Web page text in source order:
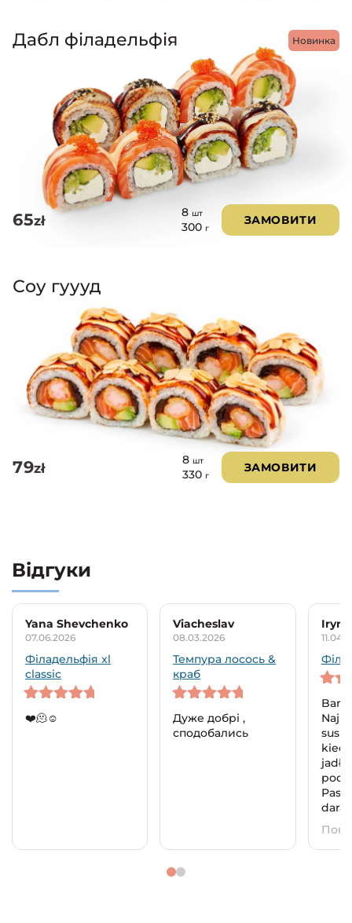
Новинка
Дабл філадельфія
65zł
8 шт
300 г
ЗАМОВИТИ
Соу гуууд
79zł
8 шт
330 г
ЗАМОВИТИ
Відгуки
Yana Shevchenko
07.06.2026
Філадельфія xl
classic
5out of 5
❤️🫠☺️
Viacheslav
08.03.2026
Темпура лосось &
краб
5out of 5
Дуже добрі ,
сподобались
Iryna
5out